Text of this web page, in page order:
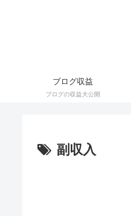
ブログ収益
ブログの収益大公開
副収入